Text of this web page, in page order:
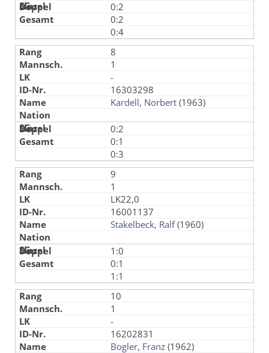
0:2
0:2
0:4
8
1
-
16303298
Kardell, Norbert (1963)
0:2
0:1
0:3
9
1
LK22,0
16001137
Stakelbeck, Ralf(1960)
1:0
0:1
1:1
10
1
-
16202831
Bogler, Franz (1962)